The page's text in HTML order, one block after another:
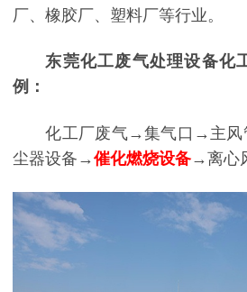
厂、橡胶厂、塑料厂等行业。
东莞化工废气处理设备化
例：
化工厂废气→集气口→主
尘器设备→催化燃烧设备→离心